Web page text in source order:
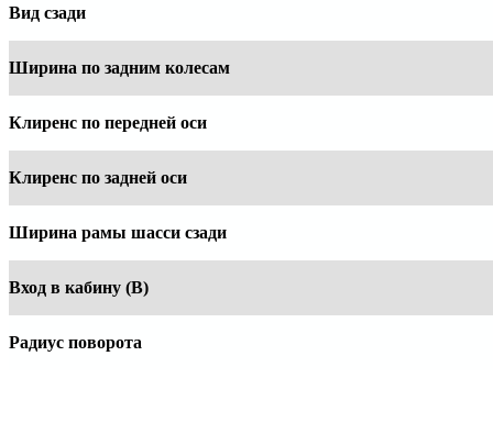
Вид сзади
Ширина по задним колесам
Клиренс по передней оси
Клиренс по задней оси
Ширина рамы шасси сзади
Вход в кабину (B)
Радиус поворота